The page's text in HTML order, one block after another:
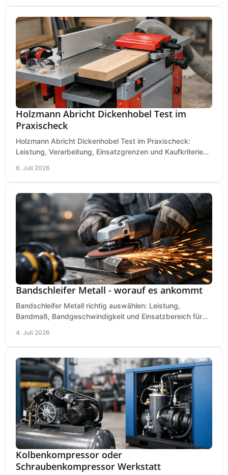
Holzmann Abricht Dickenhobel Test im
Praxischeck
Holzmann Abricht Dickenhobel Test im Praxischeck:
Leistung, Verarbeitung, Einsatzgrenzen und Kaufkriterien
6. Juli 2026
Bandschleifer Metall - worauf es ankommt
Bandschleifer Metall richtig auswählen: Leistung,
Bandmaß, Bandgeschwindigkeit und Einsatzbereich für
4. Juli 2026
Kolbenkompressor oder
Schraubenkompressor Werkstatt